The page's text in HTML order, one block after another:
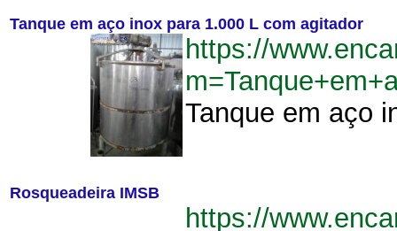
Tanque em aço inox para 1.000 L com agitador
https://
Tanque em aço
Rosqueadeira IMSB
https://